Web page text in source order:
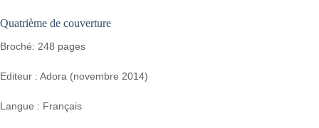
Quatrième de couverture
Broché: 248 pages
Editeur : Adora (novembre 2014)
Langue : Français